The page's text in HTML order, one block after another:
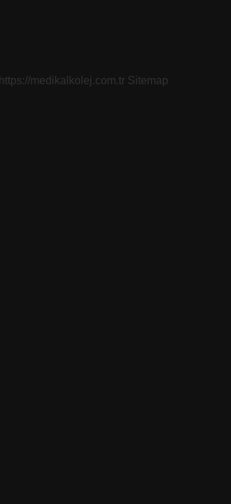
https://medikalkolej.com.tr Sitemap